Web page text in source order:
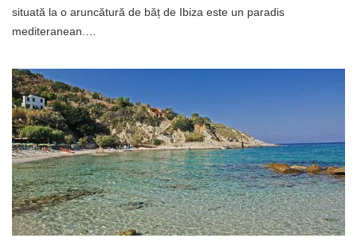
situată la o aruncătură de băț de Ibiza este un paradis
mediteranean.…